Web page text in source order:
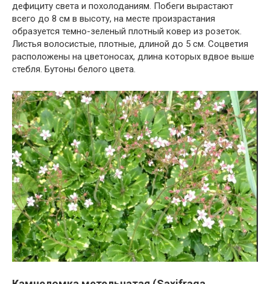
дефициту света и похолоданиям. Побеги вырастают
всего до 8 см в высоту, на месте произрастания
образуется темно-зеленый плотный ковер из розеток.
Листья волосистые, плотные, длиной до 5 см. Соцветия
расположены на цветоносах, длина которых вдвое выше
стебля. Бутоны белого цвета.